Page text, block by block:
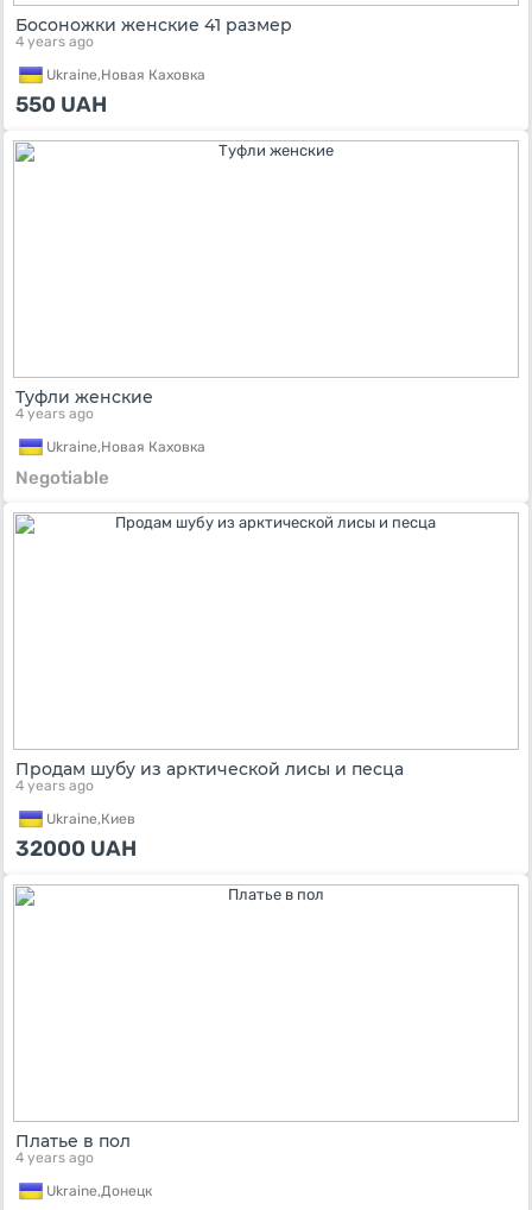
Босоножки женские 41 размер
4 years ago
Ukraine,Новая Каховка
550 UAH
Туфли женские
4 years ago
Ukraine,Новая Каховка
Negotiable
Продам шубу из арктической лисы и песца
4 years ago
Ukraine,Киев
32000 UAH
Платье в пол
4 years ago
Ukraine,Донецк